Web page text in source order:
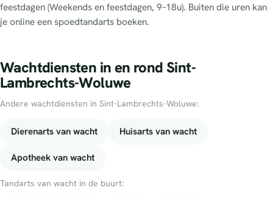
feestdagen (Weekends en feestdagen, 9–18u). Buiten die uren kan
je online een spoedtandarts boeken.
Wachtdiensten in en rond Sint-
Lambrechts-Woluwe
Andere wachtdiensten in Sint-Lambrechts-Woluwe:
Dierenarts van wacht Huisarts van wacht
Apotheek van wacht
Tandarts van wacht in de buurt: